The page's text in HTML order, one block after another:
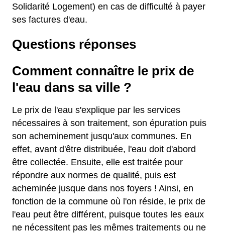
Solidarité Logement) en cas de difficulté à payer
ses factures d'eau.
Questions réponses
Comment connaître le prix de
l'eau dans sa ville ?
Le prix de l'eau s'explique par les services
nécessaires à son traitement, son épuration puis
son acheminement jusqu'aux communes. En
effet, avant d'être distribuée, l'eau doit d'abord
être collectée. Ensuite, elle est traitée pour
répondre aux normes de qualité, puis est
acheminée jusque dans nos foyers ! Ainsi, en
fonction de la commune où l'on réside, le prix de
l'eau peut être différent, puisque toutes les eaux
ne nécessitent pas les mêmes traitements ou ne